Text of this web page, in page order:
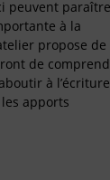
peuvent paraître
à la
propose de
de
à l’écriture
apports